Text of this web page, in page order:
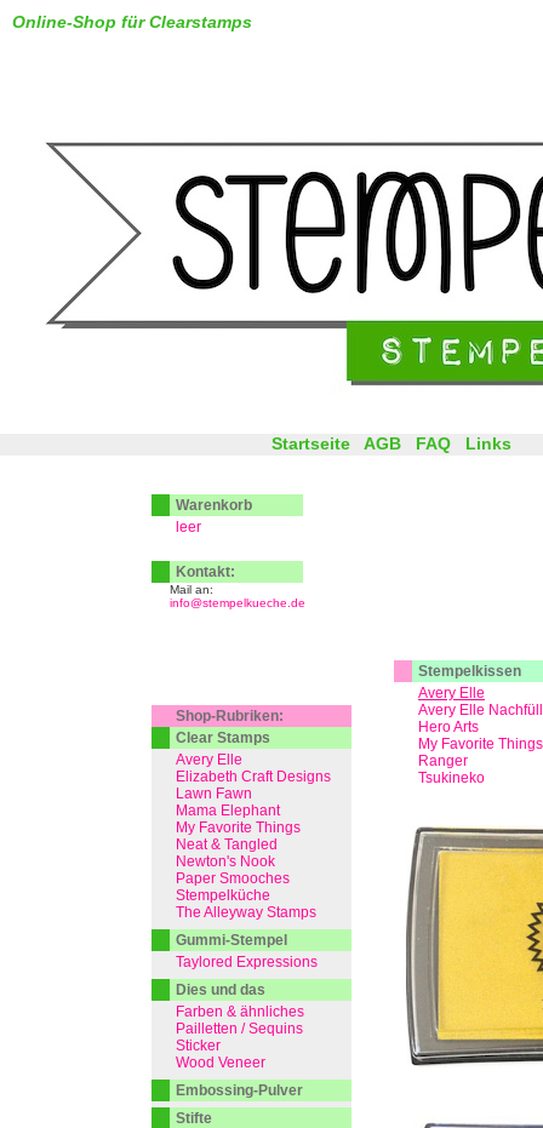
Online-Shop für Clearstamps
Stempelkissen
Avery Elle
Avery Elle
Hero Arts
My Favorite Things
Ranger
Tsukineko
Startseite AGB FAQ Links
Warenkorb
leer
Kontakt:
Mail an:
info@stempelkueche.de
Shop-Rubriken:
Clear Stamps
Avery Elle
Elizabeth Craft Designs
Lawn Fawn
Mama Elephant
My Favorite Things
Neat & Tangled
Newton's Nook
Paper Smooches
Stempelküche
The Alleyway Stamps
Gummi-Stempel
Taylored Expressions
Dies und das
Farben & ähnliches
Pailletten / Sequins
Sticker
Wood Veneer
Embossing-Pulver
Stifte